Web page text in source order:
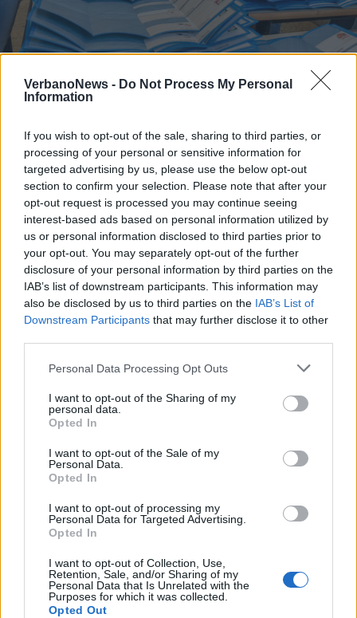
VerbanoNews - Do Not Process My Personal
Information
If you wish to opt-out of the sale, sharing to third parties, or
processing of your personal or sensitive information for
targeted advertising by us, please use the below opt-out
section to confirm your selection. Please note that after your
opt-out request is processed you may continue seeing
interest-based ads based on personal information utilized by
us or personal information disclosed to third parties prior to
your opt-out. You may separately opt-out of the further
disclosure of your personal information by third parties on the
IAB’s list of downstream participants. This information may
also be disclosed by us to third parties on the IAB’s List of
Downstream Participants that may further disclose it to other
Personal Data Processing Opt Outs
I want to opt-out of the Sharing of my
personal data.
Opted In
I want to opt-out of the Sale of my
Personal Data.
Opted In
I want to opt-out of processing my
Personal Data for Targeted Advertising.
Opted In
I want to opt-out of Collection, Use,
Retention, Sale, and/or Sharing of my
Personal Data that Is Unrelated with the
Purposes for which it was collected.
Opted Out
POLITICHE
Comunali 2020, il centrodestra
vuole arrivare unito alle urne
Fratelli d’Italia lancia la sfida per le
comunali a Saronno, Luino e nelle
grandi città